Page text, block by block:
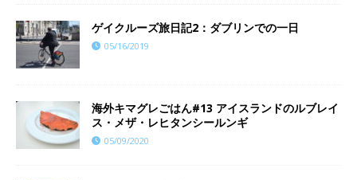
ゲイクルーズ旅日記2：ダブリンでの一日
05/16/2019
海外キマグレごはん#13 アイスランドのルブレイ
ス・メザ・レヒタンシールンギ
05/09/2020